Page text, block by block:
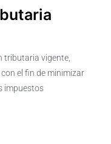
tributaria vigente,
el fin de minimizar
impuestos